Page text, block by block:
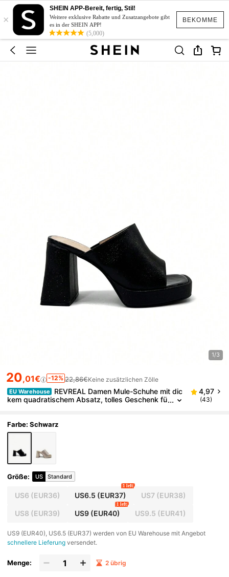
BEKOMME
×
SHEIN APP-Bereit, fertig, Stil!
Weitere exklusive Rabatte und Zusatzangebote gibt
es in der SHEIN APP!
(5,000)
1/3
20,01€ -12% 22,86€Keine zusätzlichen Zölle
EU Warehouse
REVREAL Damen Mule-Schuhe mit dic
kem quadratischem Absatz, tolles Geschenk fü
4,97
(43)
Farbe: Schwarz
Größe: US Standard
US6 (EUR36) US6.5 (EUR37)
1 left
US7(EUR38)
US8 (EUR39) US9 (EUR40)
1 left
US9.5 (EUR41)
​US9 (EUR40), US6.5 (EUR37) werden von EU Warehouse mit Angebot
schnellere Lieferung versendet.
Menge: 2 übrig